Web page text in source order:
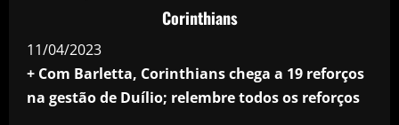
Corinthians
11/04/2023
+ Com Barletta, Corinthians chega a 19 reforços
na gestão de Duílio; relembre todos os reforços